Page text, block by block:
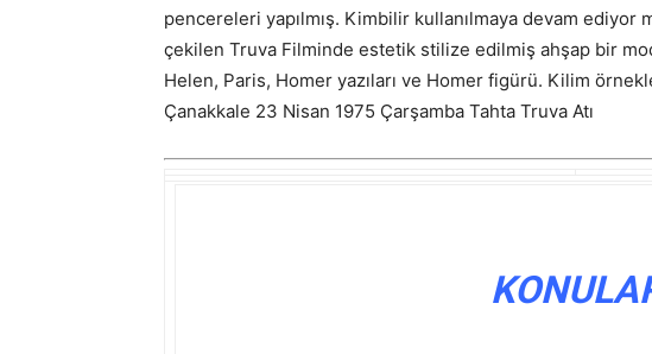
pencereleri yapılmış. Kimbilir kullanılmaya devam ediyor
çekilen Truva Filminde estetik stilize edilmiş ahşap bir
Helen, Paris, Homer yazıları ve Homer figürü. Kilim
Çanakkale 23 Nisan 1975 Çarşamba Tahta Truva Atı